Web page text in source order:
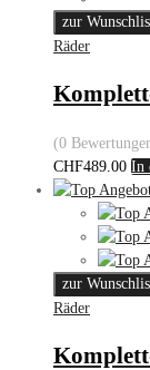
zur
Räder
(0
CHF489.00 In
zur
Räder